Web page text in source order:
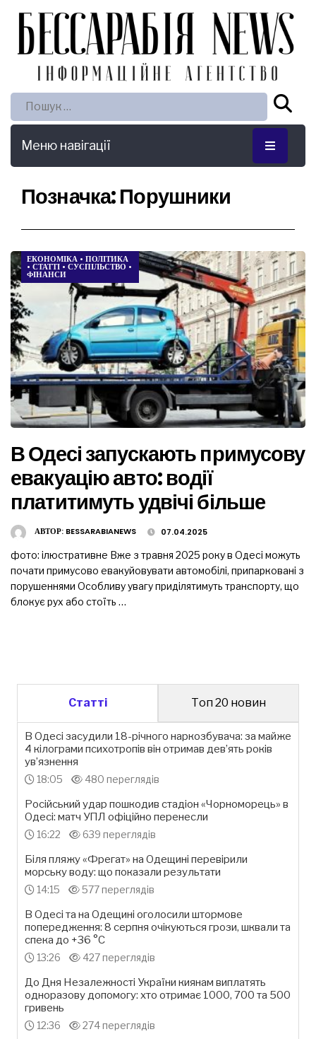
Пошук:
Меню навігації
Позначка:Порушники
ЕКОНОМІКА • ПОЛІТИКА
• СТАТТІ • СУСПІЛЬСТВО •
ФІНАНСИ
В Одесі запускають примусову
евакуацію авто: водії
платитимуть удвічі більше
АВТОР: BESSARABIANEWS 07.04.2025
фото: ілюстративне Вже з травня 2025 року в Одесі можуть
почати примусово евакуйовувати автомобілі, припарковані з
порушеннями Особливу увагу приділятимуть транспорту, що
блокує рух або стоїть …
Статті Топ 20 новин
В Одесі засудили 18-річного наркозбувача: за майже
4 кілограми психотропів він отримав дев’ять років
ув’язнення
18:05 480 переглядів
Російський удар пошкодив стадіон «Чорноморець» в
Одесі: матч УПЛ офіційно перенесли
16:22 639 переглядів
Біля пляжу «Фрегат» на Одещині перевірили
морську воду: що показали результати
14:15 577 переглядів
В Одесі та на Одещині оголосили штормове
попередження: 8 серпня очікуються грози, шквали та
спека до +36 °С
13:26 427 переглядів
До Дня Незалежності України киянам виплатять
одноразову допомогу: хто отримає 1000, 700 та 500
гривень
12:36 274 переглядів